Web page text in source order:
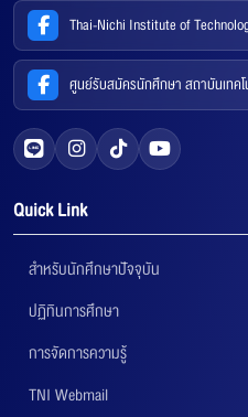
Thai-Nichi Institute of
ศูนย์รับสมัครนักศึกษา สถาบันเทค
Quick Link
สำหรับนักศึกษาปัจจุบัน
ปฏิทินการศึกษา
การจัดการความรู้
TNI Webmail